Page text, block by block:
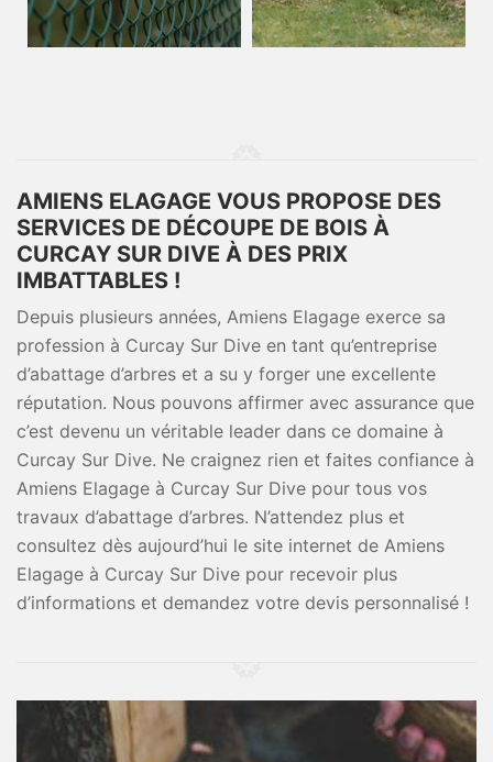
AMIENS ELAGAGE VOUS PROPOSE DES
SERVICES DE DÉCOUPE DE BOIS À
CURCAY SUR DIVE À DES PRIX
IMBATTABLES !
Depuis plusieurs années, Amiens Elagage exerce sa
profession à Curcay Sur Dive en tant qu’entreprise
d’abattage d’arbres et a su y forger une excellente
réputation. Nous pouvons affirmer avec assurance que
c’est devenu un véritable leader dans ce domaine à
Curcay Sur Dive. Ne craignez rien et faites confiance à
Amiens Elagage à Curcay Sur Dive pour tous vos
travaux d’abattage d’arbres. N’attendez plus et
consultez dès aujourd’hui le site internet de Amiens
Elagage à Curcay Sur Dive pour recevoir plus
d’informations et demandez votre devis personnalisé !